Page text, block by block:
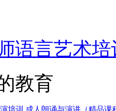
语言艺术培
教育
培训 成人朗诵与演讲（精品课